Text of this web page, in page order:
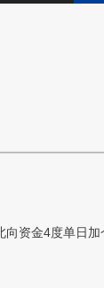
资金4度单日加